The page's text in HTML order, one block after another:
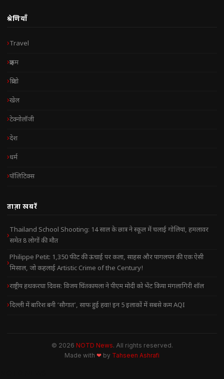
श्रेणियाँ
Travel
क्राइम
क्रिप्टो
खेल
टेक्नोलॉजी
देश
धर्म
पॉलिटिक्स
ताज़ा खबरें
Thailand School Shooting: 14 साल के छात्र ने स्कूल में चलाई गोलियां, हमलावर
समेत 8 लोगों की मौत
Philippe Petit: 1,350 फीट की ऊंचाई पर कला, साहस और पागलपन की एक ऐसी
मिसाल, जो कहलाई Artistic Crime of the Century!
राष्ट्रीय हथकरघा दिवस: विजय चिंतकायला ने पीएम मोदी को भेंट किया मंगलागिरी शॉल
दिल्ली में बारिश बनी ‘सौगात’, साफ हुई हवा! इन 5 इलाकों में सबसे कम AQI
© 2026 NOTD News. All rights reserved.
Made with ❤ by Tahseen Ashrafi